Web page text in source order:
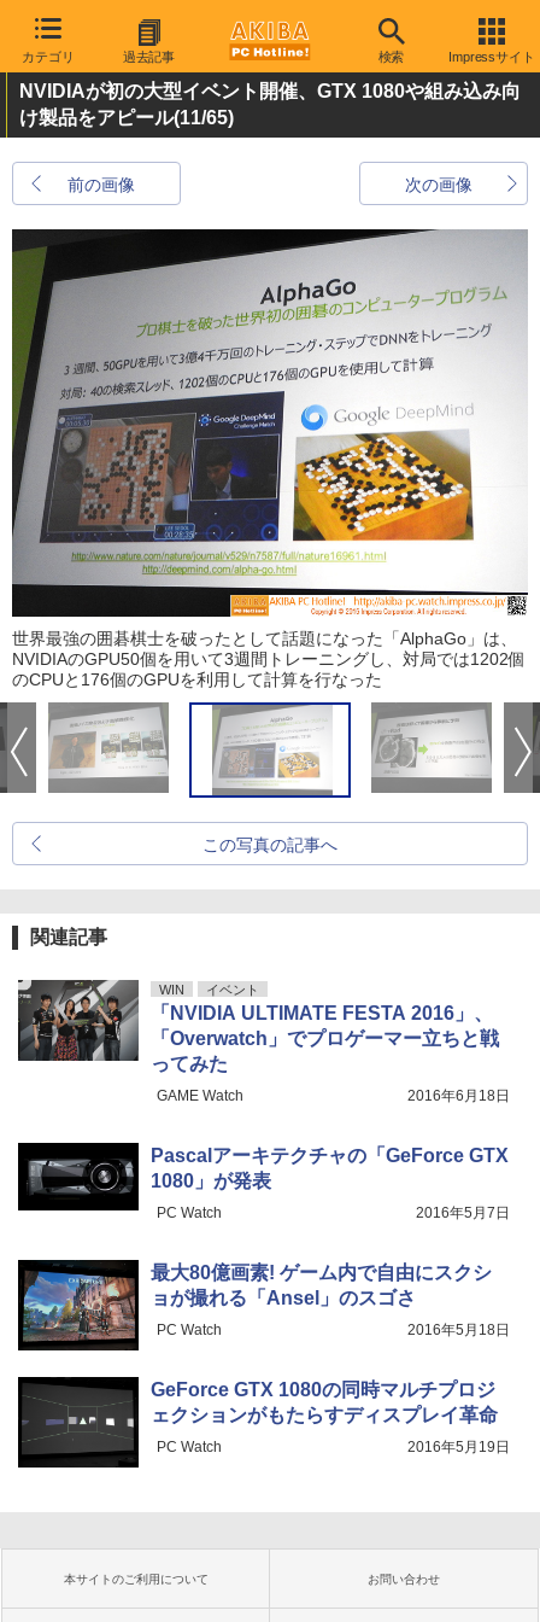
カテゴリ 過去記事 検索 Impressサイト
NVIDIAが初の大型イベント開催、GTX 1080や組み込み向
け製品をアピール(11/65)
前の画像 次の画像
世界最強の囲碁棋士を破ったとして話題になった「AlphaGo」は、
NVIDIAのGPU50個を用いて3週間トレーニングし、対局では1202個
のCPUと176個のGPUを利用して計算を行なった
この写真の記事へ
関連記事
WIN イベント
「NVIDIA ULTIMATE FESTA 2016」、
「Overwatch」でプロゲーマー立ちと戦
ってみた
GAME Watch 2016年6月18日
Pascalアーキテクチャの「GeForce GTX
1080」が発表
PC Watch 2016年5月7日
最大80億画素! ゲーム内で自由にスクシ
ョが撮れる「Ansel」のスゴさ
PC Watch 2016年5月18日
GeForce GTX 1080の同時マルチプロジ
ェクションがもたらすディスプレイ革命
PC Watch 2016年5月19日
本サイトのご利用について お問い合わせ